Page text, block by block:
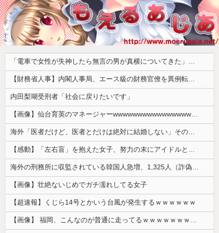
「電車で女性が失神したら無言の男が真横についてきた」とタレントが主張、虚言疑惑が出ると「その男の垢を発見した」と追加主張するも……
【財務省人事】内閣人事局、エース級の財務官僚を異例転出 官邸幹部「協力的でなかった」※岸田首相（当時）の秘書官などを歴任 、岸田首相の後輩
内田梨瑚受刑者「社会に戻りたいです」
【画像】仙台育英のマネージャーwwwwwwwwwwwwwwwwwww
海外「医者だけど、医者とだけは絶対に結婚しない」その理由が想像と全然違った…
【感動】「左右盲」を抱えた女子、努力の末にアイドルとしてデビューするｗｗｗｗ
海外の刑務所に収監されている韓国人急増、1,325人（詐偽が4分の1） 日本には254人
【画像】壮絶ないじめでガチ濡れしてる女子
【超速報】くじら14号とかいう台風が発生するｗｗｗｗｗｗ
【画像】 福岡、こんなのが普通に走ってるｗｗｗｗｗｗｗｗｗｗｗｗｗｗｗｗ